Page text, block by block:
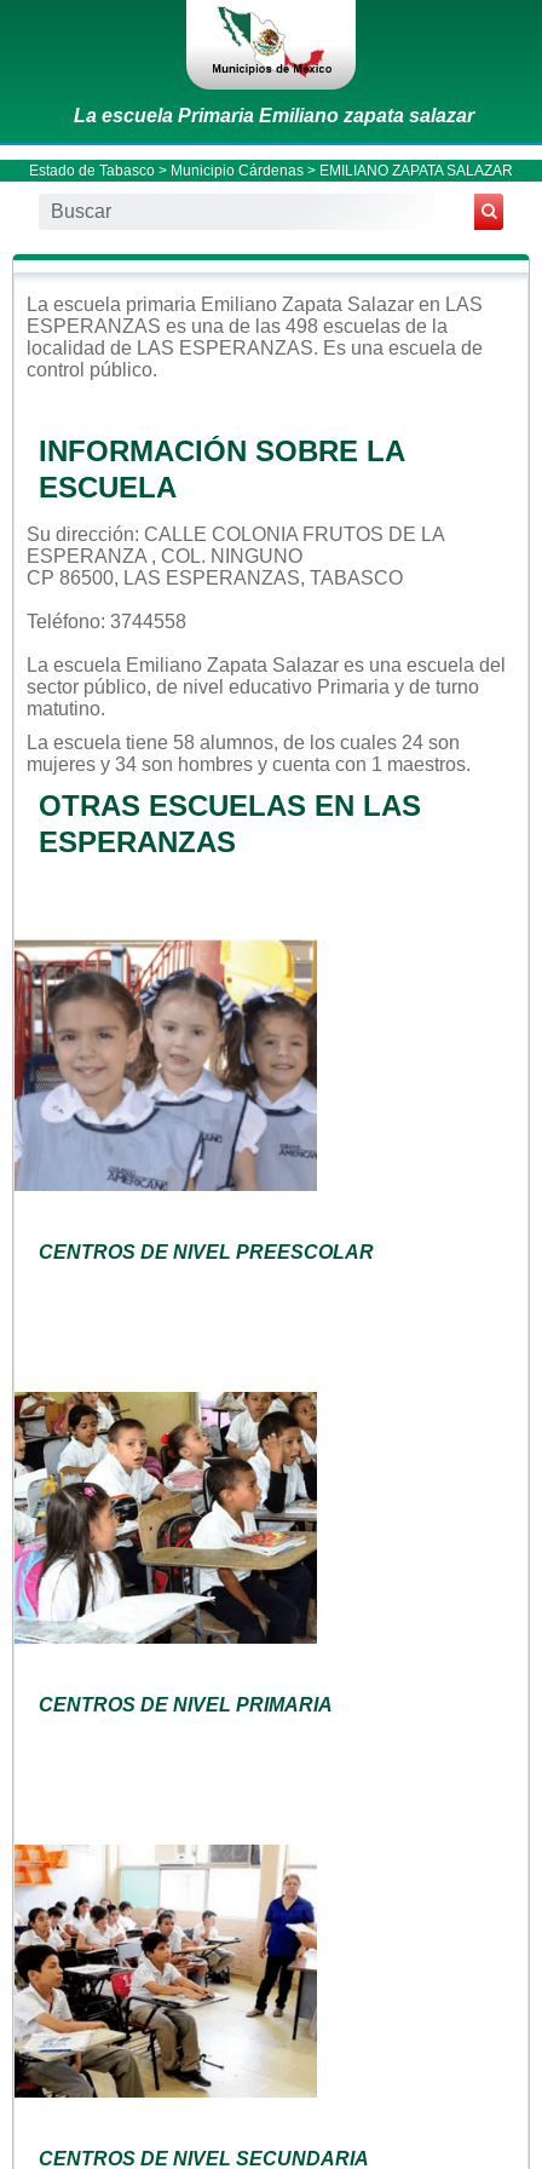
La escuela Primaria Emiliano zapata salazar
Estado de Tabasco > Municipio Cárdenas > EMILIANO ZAPATA SALAZAR
La escuela primaria Emiliano Zapata Salazar en LAS
ESPERANZAS es una de las 498 escuelas de la
localidad de LAS ESPERANZAS. Es una escuela de
control público.
INFORMACIÓN SOBRE LA
ESCUELA
Su dirección: CALLE COLONIA FRUTOS DE LA
ESPERANZA , COL. NINGUNO
CP 86500, LAS ESPERANZAS, TABASCO
Teléfono: 3744558
La escuela Emiliano Zapata Salazar es una escuela del
sector público, de nivel educativo Primaria y de turno
matutino.
La escuela tiene 58 alumnos, de los cuales 24 son
mujeres y 34 son hombres y cuenta con 1 maestros.
OTRAS ESCUELAS EN LAS
ESPERANZAS
CENTROS DE NIVEL PREESCOLAR
CENTROS DE NIVEL PRIMARIA
CENTROS DE NIVEL SECUNDARIA